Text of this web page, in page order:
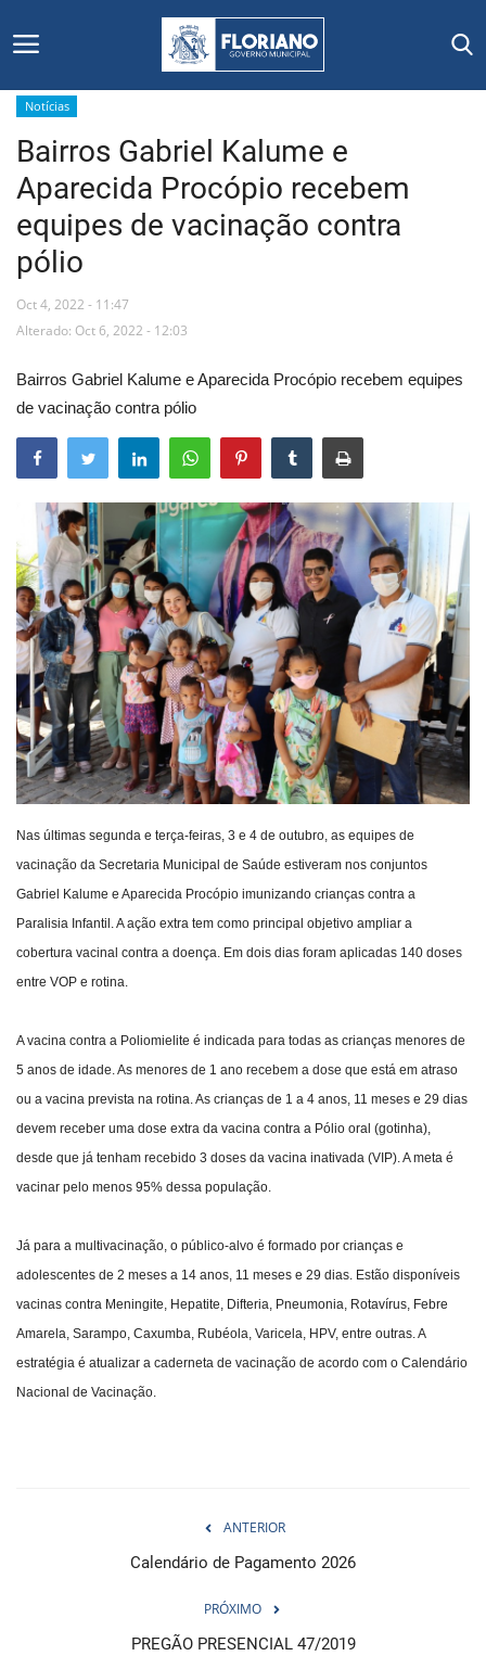
Início
Editais
Floriano
Secretarias e Órgãos
Mural de Licitações
Vídeos
Webmail
Contato
Notícias
Bairros Gabriel Kalume e
Aparecida Procópio recebem
equipes de vacinação contra
pólio
Oct 4, 2022 - 11:47
Alterado: Oct 6, 2022 - 12:03
Bairros Gabriel Kalume e Aparecida Procópio recebem equipes
de vacinação contra pólio
Nas últimas segunda e terça-feiras, 3 e 4 de outubro, as equipes de
vacinação da Secretaria Municipal de Saúde estiveram nos conjuntos
Gabriel Kalume e Aparecida Procópio imunizando crianças contra a
Paralisia Infantil. A ação extra tem como principal objetivo ampliar a
cobertura vacinal contra a doença. Em dois dias foram aplicadas 140 doses
entre VOP e rotina.
A vacina contra a Poliomielite é indicada para todas as crianças menores de
5 anos de idade. As menores de 1 ano recebem a dose que está em atraso
ou a vacina prevista na rotina. As crianças de 1 a 4 anos, 11 meses e 29 dias
devem receber uma dose extra da vacina contra a Pólio oral (gotinha),
desde que já tenham recebido 3 doses da vacina inativada (VIP). A meta é
vacinar pelo menos 95% dessa população.
Já para a multivacinação, o público-alvo é formado por crianças e
adolescentes de 2 meses a 14 anos, 11 meses e 29 dias. Estão disponíveis
vacinas contra Meningite, Hepatite, Difteria, Pneumonia, Rotavírus, Febre
Amarela, Sarampo, Caxumba, Rubéola, Varicela, HPV, entre outras. A
estratégia é atualizar a caderneta de vacinação de acordo com o Calendário
Nacional de Vacinação.
ANTERIOR
Calendário de Pagamento 2026
PRÓXIMO
PREGÃO PRESENCIAL 47/2019